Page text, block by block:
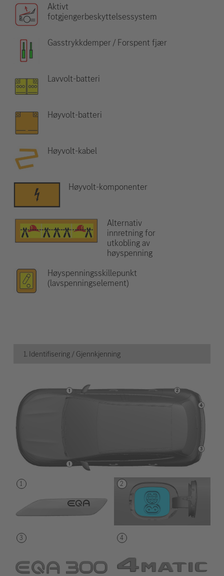
Aktivt
fotgjengerbeskyttelsessystem
Gasstrykkdemper / Forspent fjær
Lavvolt-batteri
Høyvolt-batteri
Høyvolt-kabel
Høyvolt-komponenter
Alternativ
innretning for
utkobling av
høyspenning
Høyspenningsskillepunkt
(lavspenningselement)
1. Identifisering / Gjennkjenning